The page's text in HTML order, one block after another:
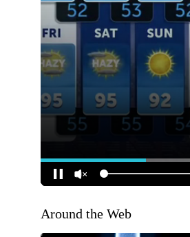
Around the Web